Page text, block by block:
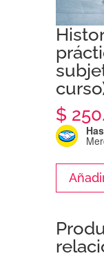
$
del
prácticas
de